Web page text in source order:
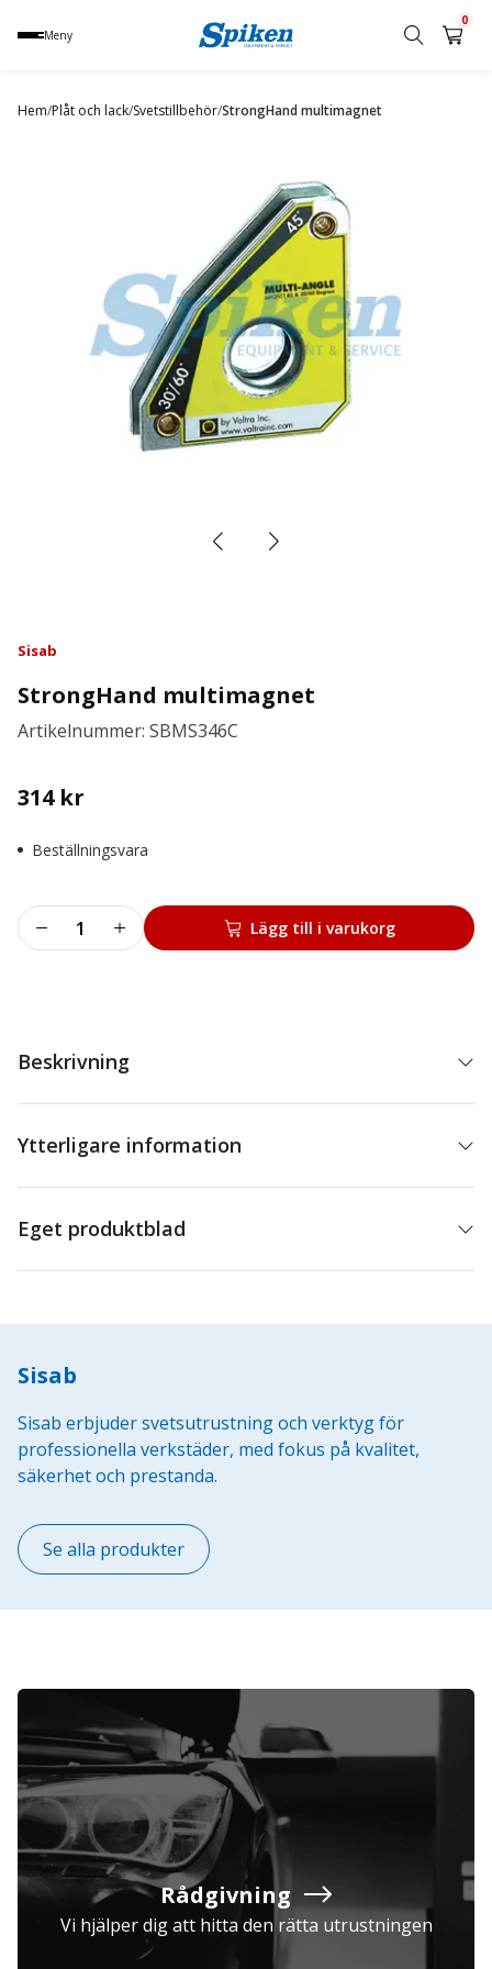
Meny
namn,
0
Hem/Plåt och lack/Svetstillbehör/StrongHand multimagnet
Sisab
StrongHand multimagnet
Artikelnummer: SBMS346C
314 kr
Beställningsvara
StrongHand
multimagnet
Lägg till i varukorg
Beskrivning
Ytterligare information
Eget produktblad
Sisab
Sisab erbjuder svetsutrustning och verktyg för
professionella verkstäder, med fokus på kvalitet,
säkerhet och prestanda.
Se alla produkter
Rådgivning
Vi hjälper dig att hitta den rätta utrustningen